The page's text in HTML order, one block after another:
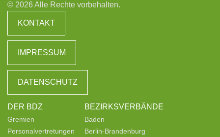
© 2026 Alle Rechte vorbehalten.
KONTAKT
IMPRESSUM
DATENSCHUTZ
DER BDZ
Gremien
Personalvertretungen
BEZIRKSVERBÄNDE
Baden
Berlin-Brandenburg